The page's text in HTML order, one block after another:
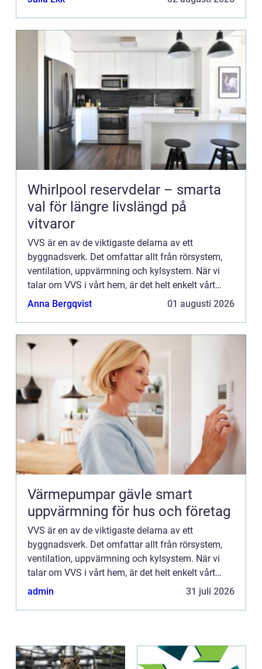
Whirlpool reservdelar – smarta
val för längre livslängd på
vitvaror
VVS är en av de viktigaste delarna av ett
byggnadsverk. Det omfattar allt från rörsystem,
ventilation, uppvärmning och kylsystem. När vi
talar om VVS i vårt hem, är det helt enkelt vårt
system för att transportera vatten, avlopp och
Anna Bergqvist 01 augusti 2026
Värmepumpar gävle smart
uppvärmning för hus och företag
VVS är en av de viktigaste delarna av ett
byggnadsverk. Det omfattar allt från rörsystem,
ventilation, uppvärmning och kylsystem. När vi
talar om VVS i vårt hem, är det helt enkelt vårt
system för att transportera vatten, avlopp och
admin 31 juli 2026